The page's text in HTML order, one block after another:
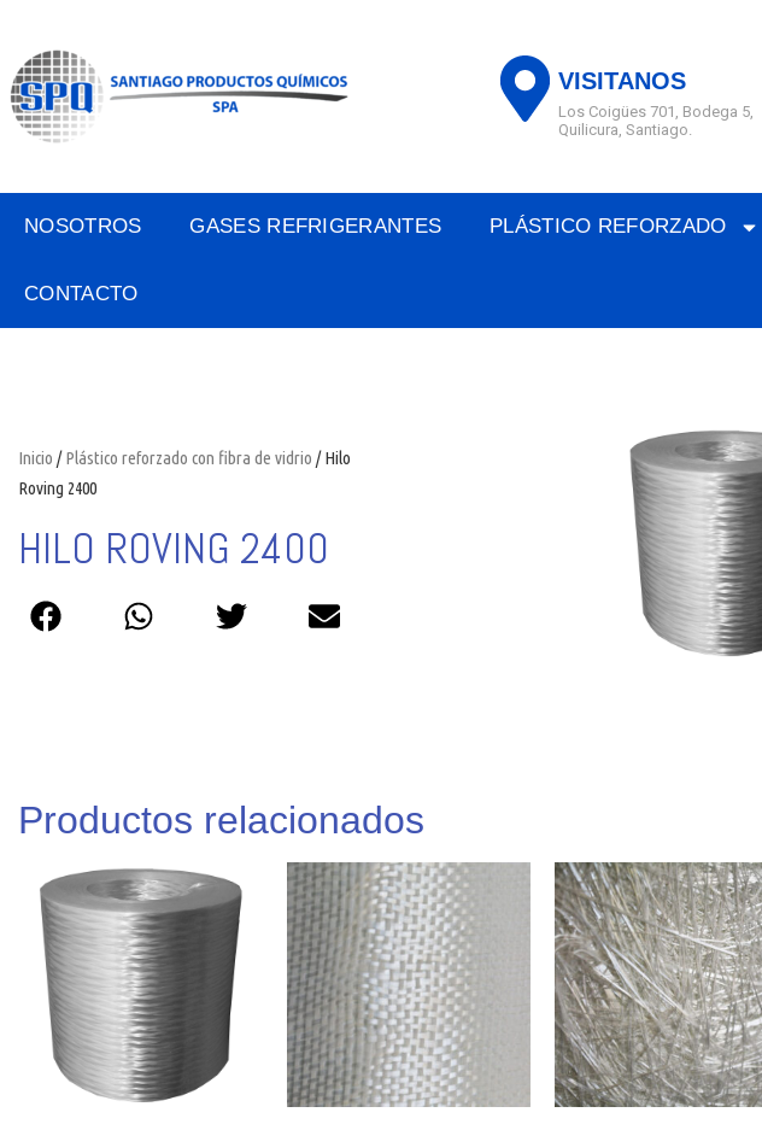
VISITANOS
Los Coigües 701, Bodega 5,
Quilicura, Santiago.
NOSOTROS GASES REFRIGERANTES PLÁSTICO REFORZADO
CONTACTO
Inicio /Plástico reforzado con fibra de vidrio / Hilo
Roving 2400
HILO ROVING 2400
Productos relacionados